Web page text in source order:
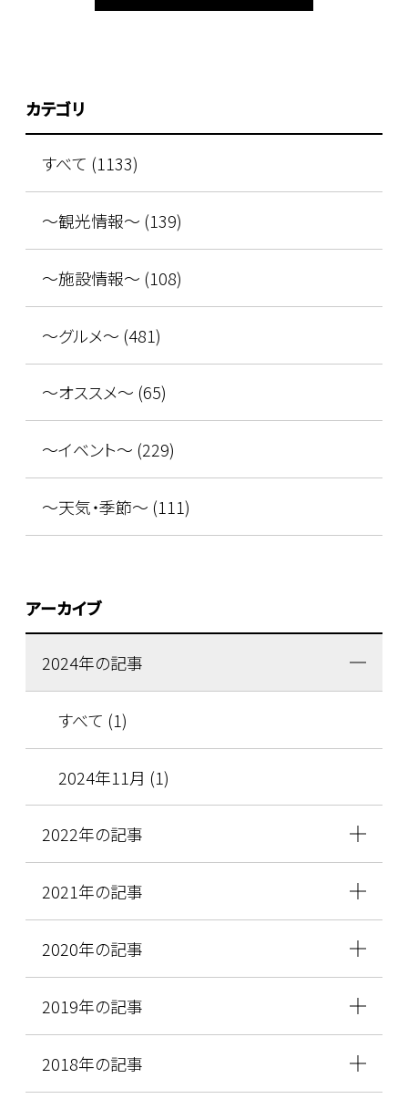
カテゴリ
すべて (1133)
～観光情報～ (139)
～施設情報～ (108)
～グルメ～ (481)
～オススメ～ (65)
～イベント～ (229)
～天気・季節～ (111)
アーカイブ
2024年の記事
すべて (1)
2024年11月 (1)
2022年の記事
2021年の記事
2020年の記事
2019年の記事
2018年の記事